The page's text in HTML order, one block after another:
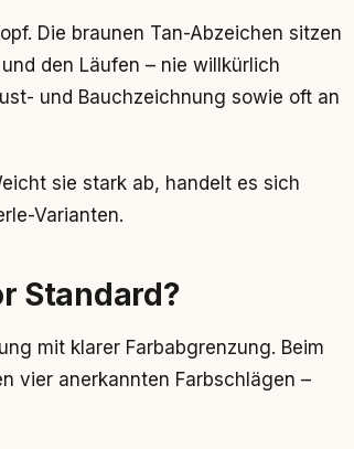
Die braunen Tan-Abzeichen sitzen
den Läufen – nie willkürlich
und Bauchzeichnung sowie oft an
sie stark ab, handelt es sich
Varianten.
Standard?
mit klarer Farbabgrenzung. Beim
vier anerkannten Farbschlägen –